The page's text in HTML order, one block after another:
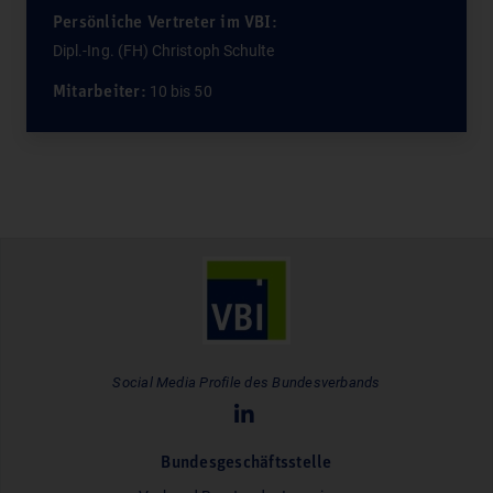
Persönliche Vertreter im VBI:
Dipl.-Ing. (FH) Christoph Schulte
Mitarbeiter: 10 bis 50
Social Media Profile des Bundesverbands
Bundesgeschäftsstelle